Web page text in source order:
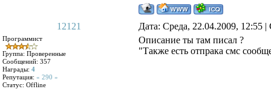
12121 Дата: Среда, 22.04.2009, 12:55
Программист
Группа: Проверенные
Сообщений: 357
Награды: 4
Репутация: « 290 »
Статус: Offline
Описание ты там писал ?
"Также есть отпрака смс